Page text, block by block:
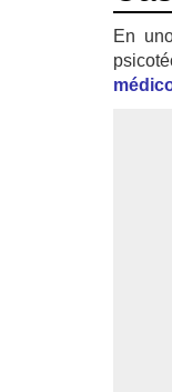
En